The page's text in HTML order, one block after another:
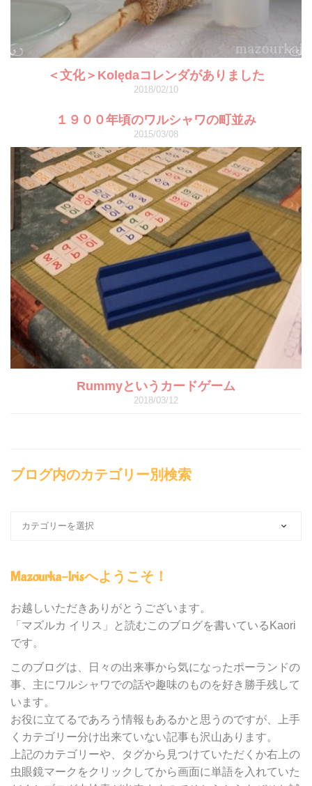
＜文化＞Kolędaコレンダがありました
2018/02/10
１９００年頃のワルシャワの町並み
2015/03/08
Rummyというカードゲーム
2018/03/12
ブログ内のカテゴリー別検索
の
テ
ゴ
ー
別
検
索
Mazourka-Irisへようこそ！
お越しいただきありがとうございます。
「マズルカ イリス」と読むこのブログを書いているKaori
です。
このブログは、日々の出来事から気になったポーランドの
事、主にワルシャワでの話や趣味のものを好き勝手残して
います。
お役に立てるであろう情報もあるかと思うのですが、上手
くカテゴリー分け出来ていない記事も沢山あります。
上記のカテゴリーや、タグから見つけていただくか右上の
虫眼鏡マークをクリックしてから画面に単語を入れていた